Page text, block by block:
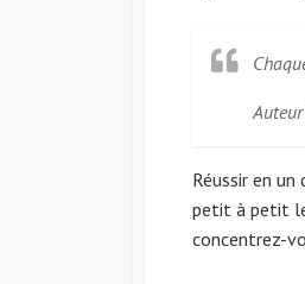
Réussir en
petit à petit
concentrez-